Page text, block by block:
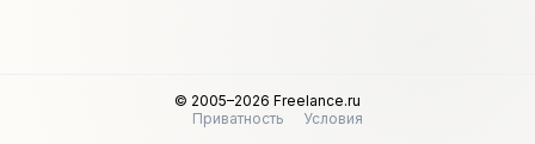
© 2005–2026 Freelance.ru
Приватность
Условия